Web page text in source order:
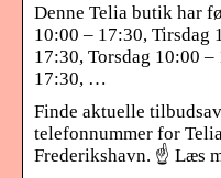
Denne Telia butik har
10:00 – 17:30, Tirsdag
17:30, Torsdag 10:00
17:30, …
Finde aktuelle
telefonnummer for
Frederikshavn. ☝ Læs